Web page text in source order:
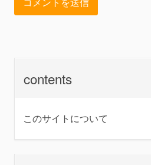
contents
このサイトについて